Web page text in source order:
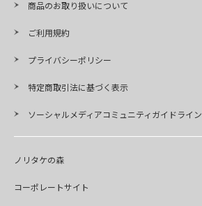
商品のお取り扱いについて
ご利用規約
プライバシーポリシー
特定商取引法に基づく表示
ソーシャルメディアコミュニティガイドライン
ノリタケの森
コーポレートサイト